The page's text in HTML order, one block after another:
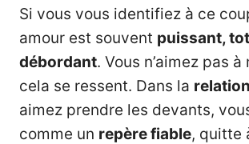
Si vous vous identifiez à ce
amour est souvent puissant,
débordant. Vous n’aimez pas
cela se ressent. Dans la relation
aimez prendre les devants,
comme un repère fiable, quitte